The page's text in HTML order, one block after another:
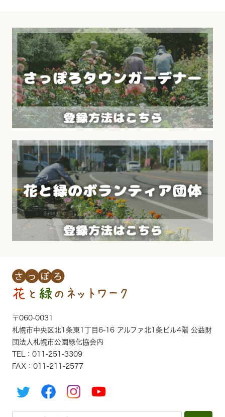
〒060-0031
札幌市中央区北1条東1丁目6-16 アルファ北1条ビル4階 公益財
団法人札幌市公園緑化協会内
TEL：011-251-3309
FAX：011-211-2577